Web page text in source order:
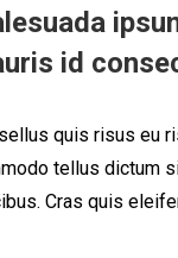
id
quis risus eu
tellus dictum
Cras quis